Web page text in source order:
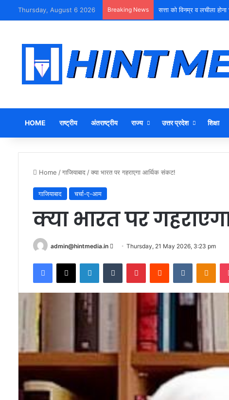
Thursday, August 6 2026 Breaking News युवा शक्ति को पहचाने बूढ़ा नेतृत्व
HOME राष्ट्रीय अंतराष्ट्रीय राज्य उत्तर प्रदेश शिक्षा
Home /गाजियाबाद /क्या भारत पर गहराएगा आर्थिक संकट!
गाजियाबाद चर्चा-ए-आम
क्या भारत पर
admin@hintmedia.in
Send
email
Thursday, 21 May 2026, 3:23 pm
Facebook
X LinkedInTumblr PinterestReddit VKontakte